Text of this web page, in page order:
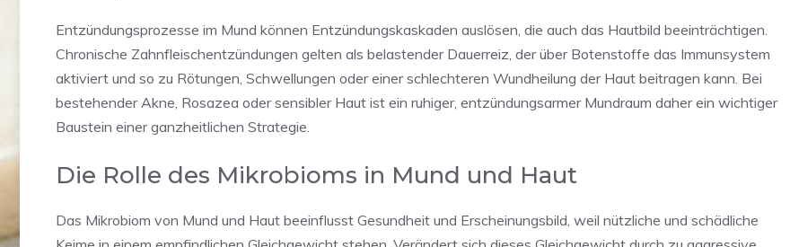
Entzündungsprozesse im Mund können Entzündungskaskaden auslösen, die auch das Hautbild beeinträchtigen.
Chronische Zahnfleischentzündungen gelten als belastender Dauerreiz, der über Botenstoffe das Immunsystem
aktiviert und so zu Rötungen, Schwellungen oder einer schlechteren Wundheilung der Haut beitragen kann. Bei
bestehender Akne, Rosazea oder sensibler Haut ist ein ruhiger, entzündungsarmer Mundraum daher ein wichtiger
Baustein einer ganzheitlichen Strategie.
Die Rolle des Mikrobioms in Mund und Haut
Das Mikrobiom von Mund und Haut beeinflusst Gesundheit und Erscheinungsbild, weil nützliche und schädliche